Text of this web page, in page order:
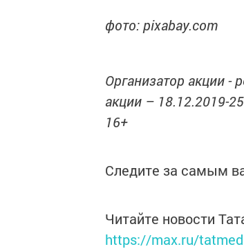
фото: pixabay.com
Организатор акции -
акции – 18.12.2019-
16+
Следите за самым
Читайте новости
https://max.ru/